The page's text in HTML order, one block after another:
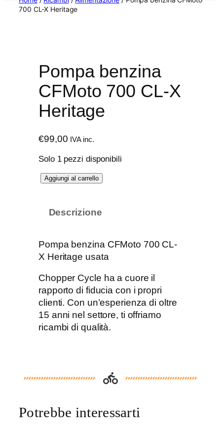
700 CL-X Heritage
Pompa benzina
CFMoto 700 CL-X
Heritage
€99,00 IVA inc.
Solo 1 pezzi disponibili
b
e
z
i
n
a
C
t
0
Aggiungi al carrello
Descrizione
Pompa benzina CFMoto 700 CL-
X Heritage usata
Chopper Cycle ha a cuore il
rapporto di fiducia con i propri
clienti. Con un’esperienza di oltre
15 anni nel settore, ti offriamo
ricambi di qualità.
Potrebbe interessarti